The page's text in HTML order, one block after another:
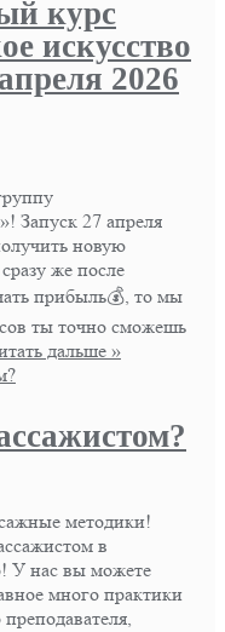
курс
искусство
2026
Запуск 27 апреля
новую
же после
прибыль💰, то мы
ты точно сможешь
дальше »
методики!
в
У нас вы можете
много практики